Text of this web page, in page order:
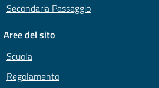
Secondaria Passaggio
Aree del sito
Scuola
Regolamento